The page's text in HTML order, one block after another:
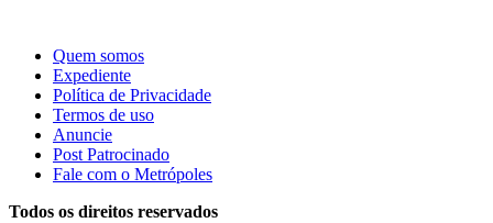
Quem somos
Expediente
Política de Privacidade
Termos de uso
Anuncie
Post Patrocinado
Fale com o Metrópoles
Todos os direitos reservados